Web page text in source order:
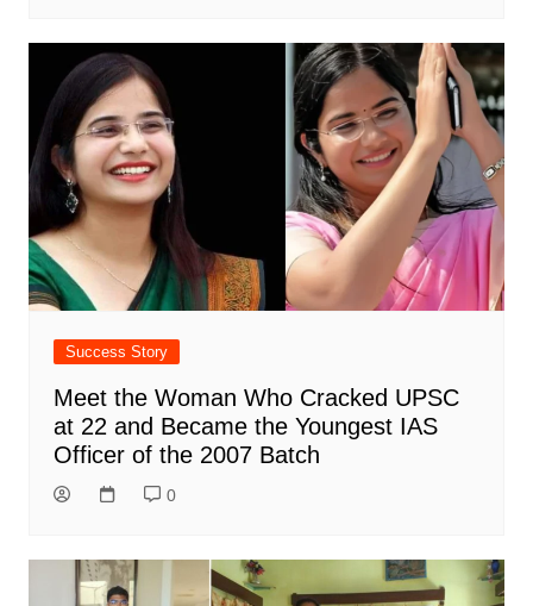
Success Story
Meet the Woman Who Cracked UPSC
at 22 and Became the Youngest IAS
Officer of the 2007 Batch
0